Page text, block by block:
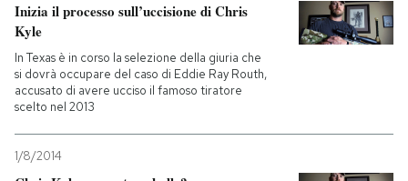
Inizia il processo sull’uccisione di Chris
Kyle
In Texas è in corso la selezione della giuria che
si dovrà occupare del caso di Eddie Ray Routh,
accusato di avere ucciso il famoso tiratore
scelto nel 2013
1/8/2014